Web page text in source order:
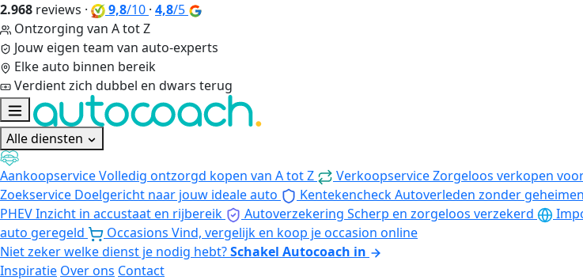
2.968 reviews · 9,8/10 · 4,8/5
Ontzorging van A tot Z
Jouw eigen team van auto-experts
Elke auto binnen bereik
Verdient zich dubbel en dwars terug
Alle diensten
AankoopserviceVolledig ontzorgd kopen van A tot Z VerkoopserviceZorgeloos verkopen
Zoekservice Doelgericht naar jouw ideale auto KentekencheckAutoverleden zonder geheimen
PHEVInzicht in accustaat en rijbereik Autoverzekering Scherp en zorgeloos verzekerd
auto geregeld
Occasions Vind, vergelijk en koop je occasion online
Niet zeker welke dienst je nodig hebt?Schakel Autocoach in
Inspiratie Over ons Contact